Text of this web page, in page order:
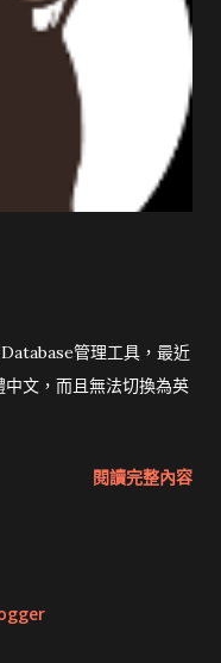
管理工具，最近
文，而且無法切換為英
閱讀完整內容